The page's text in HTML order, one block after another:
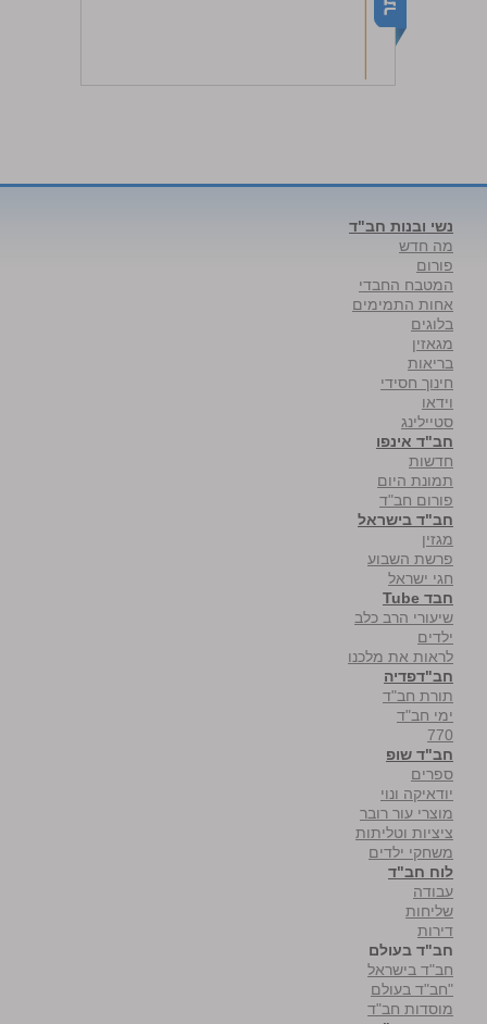
נשי ובנות חב"ד
מה חדש
פורום
המטבח החבדי
אחות התמימים
בלוגים
מגאזין
בריאות
חינוך חסידי
וידאו
סטיילינג
חב"ד אינפו
חדשות
תמונת היום
פורום חב"ד
חב"ד בישראל
מגזין
פרשת השבוע
חגי ישראל
חבד Tube
שיעורי הרב כלב
ילדים
לראות את מלכנו
חב"דפדיה
תורת חב"ד
ימי חב"ד
770
חב"ד שופ
ספרים
יודאיקה ונוי
מוצרי עור רובר
ציציות וטליתות
משחקי ילדים
לוח חב"ד
עבודה
שליחות
דירות
חב"ד בעולם
חב"ד בישראל
"חב"ד בעולם
מוסדות חב"ד